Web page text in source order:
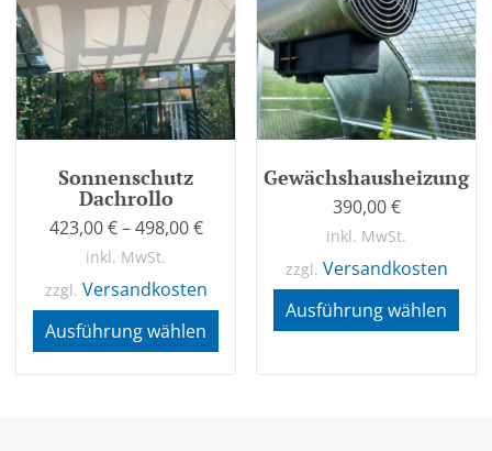
Sonnenschutz
Dachrollo
423,00€–498,00€
inkl. MwSt.
zzgl. Versandkosten
Ausführung wählen
Gewächshausheizung
390,00€
inkl. MwSt.
zzgl. Versandkosten
Ausführung wählen